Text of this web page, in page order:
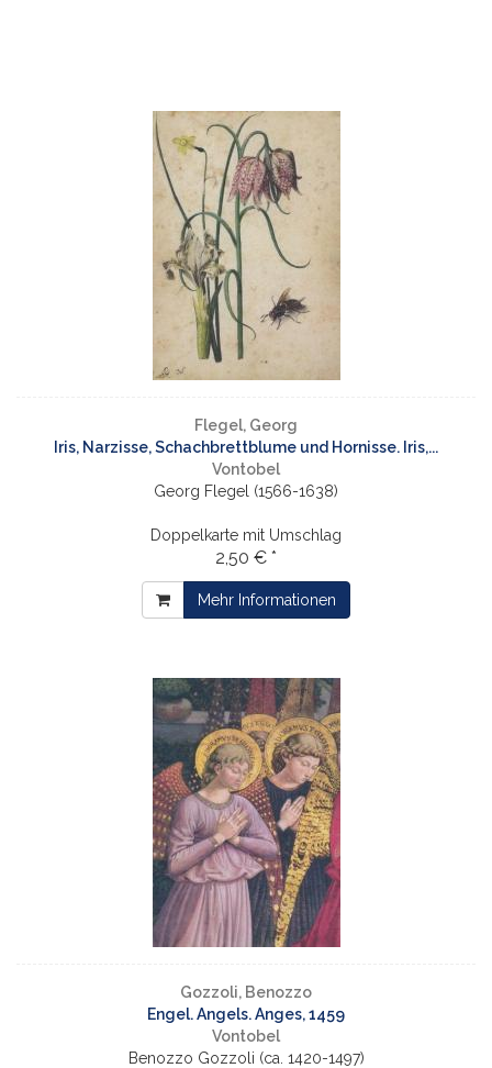
Flegel, Georg
Iris, Narzisse, Schachbrettblume und Hornisse. Iris,...
Vontobel
Georg Flegel (1566-1638)
Doppelkarte mit Umschlag
2,50 € *
Mehr Informationen
Gozzoli, Benozzo
Engel. Angels. Anges, 1459
Vontobel
Benozzo Gozzoli (ca. 1420-1497)